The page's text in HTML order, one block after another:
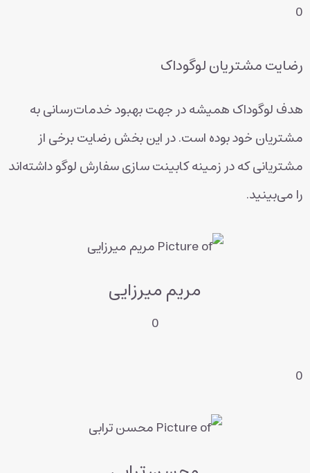
0
رضایت مشتریان لوگوداک
هدف لوگوداک همیشه در جهت بهبود خدمات‌رسانی به
مشتریان خود بوده است. در این بخش رضایت برخی از
مشتریانی که در زمینه کابینت سازی سفارش لوگو داشته‌اند
را می‌بینید.
مریم میرزایی
0
0